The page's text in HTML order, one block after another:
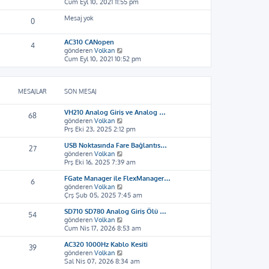
l
e
ü
n
ı
g
ü
ü
e
n
s
ı
g
ö
n
t
l
e
Cum Eyl 10, 2021 11:55 pm
0 Mesaj yok
4
AC310 CANopen
gönderen Volkan
o
n
m
ı
g
ö
r
n
ü
e
Cum Eyl 10, 2021 10:52 pm
MESAJLAR SON MESAJ
68
VH210 Analog Giriş ve Analog …
gönderen Volkan
o
n
m
s
a
j
g
ö
r
n
t
ü
e
Prş Eki 23, 2025 2:12 pm
27
USB Noktasında Fare Bağlantıs…
gönderen Volkan
o
n
m
s
a
j
g
ö
r
n
Prş Eki 16, 2025 7:39 am
6
FGate Manager ile FlexManager…
gönderen Volkan
o
n
m
s
a
j
g
Çrş Şub 05, 2025 7:45 am
54
SD710 SD780 Analog Giriş Ölü …
gönderen Volkan
o
n
m
s
Cum Nis 17, 2026 8:53 am
39
AC320 1000Hz Kablo Kesiti
gönderen Volkan
o
Sal Nis 07, 2026 8:34 am